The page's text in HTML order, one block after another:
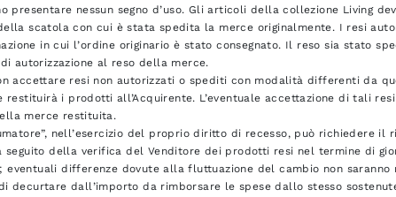
nessun segno d’uso. Gli articoli della collezione Living
scatola con cui è stata spedita la merce originalmente. I resi
in cui l’ordine originario è stato consegnato. Il reso sia stato
autorizzazione al reso della merce.
accettare resi non autorizzati o spediti con modalità differenti da
i prodotti all’Acquirente. L’eventuale accettazione di tali
merce restituita.
nell’esercizio del proprio diritto di recesso, può richiedere il
della verifica del Venditore dei prodotti resi nel termine di
eventuali differenze dovute alla fluttuazione del cambio non saranno
decurtare dall’importo da rimborsare le spese dallo stesso